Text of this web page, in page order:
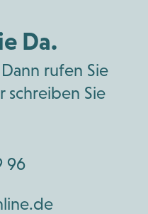
Da.
rufen Sie
schreiben Sie
96